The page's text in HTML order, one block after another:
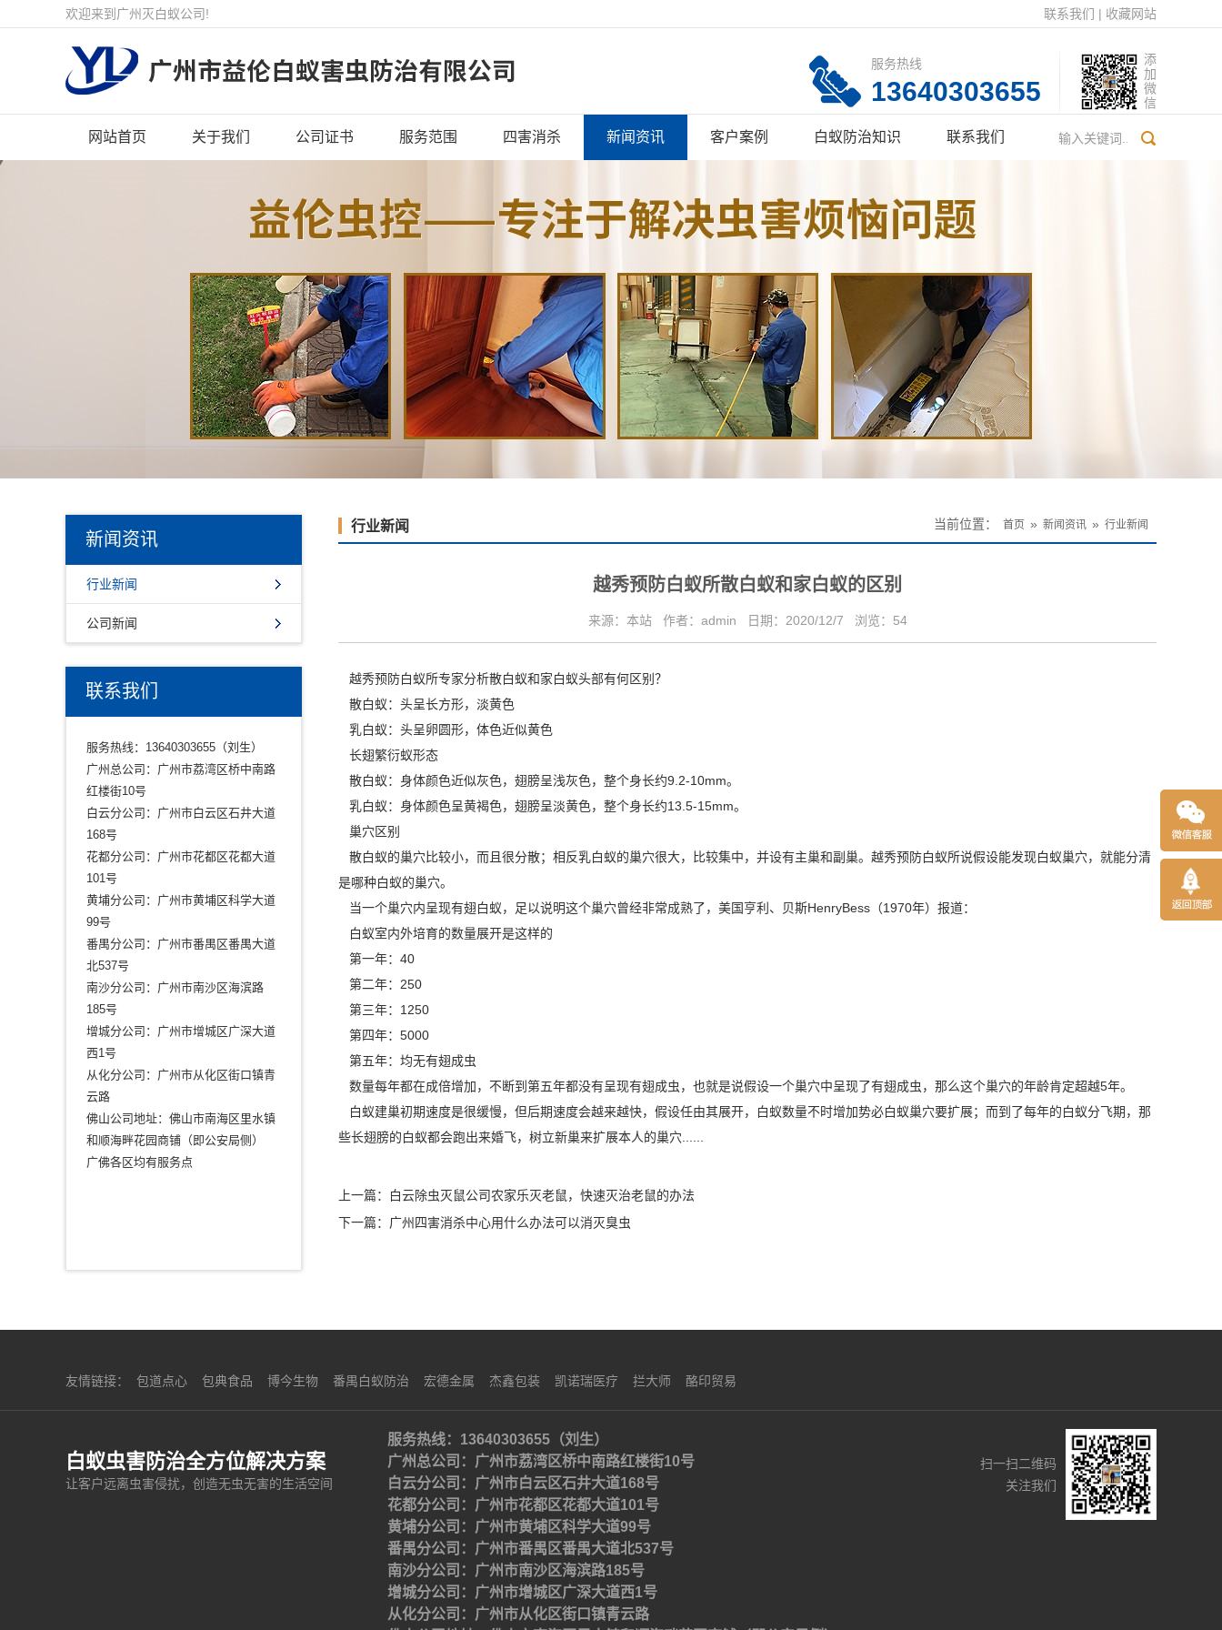
欢迎来到广州灭白蚁公司! 联系我们 | 收藏网站
添
加
微
信
服务热线
13640303655
网站首页 关于我们 公司证书 服务范围 四害消杀 新闻资讯 客户案例 白蚁防治知识 联系我们
新闻资讯
行业新闻
公司新闻
联系我们
服务热线：13640303655（刘生）
广州总公司：广州市荔湾区桥中南路
红楼街10号
白云分公司：广州市白云区石井大道
168号
花都分公司：广州市花都区花都大道
101号
黄埔分公司：广州市黄埔区科学大道
99号
番禺分公司：广州市番禺区番禺大道
北537号
南沙分公司：广州市南沙区海滨路
185号
增城分公司：广州市增城区广深大道
西1号
从化分公司：广州市从化区街口镇青
云路
佛山公司地址：佛山市南海区里水镇
和顺海畔花园商铺（即公安局侧）
广佛各区均有服务点
行业新闻 当前位置： 首页 » 新闻资讯 » 行业新闻
越秀预防白蚁所散白蚁和家白蚁的区别
来源：本站 作者：admin 日期：2020/12/7 浏览： 54
越秀预防白蚁所专家分析散白蚁和家白蚁头部有何区别？
散白蚁：头呈长方形，淡黄色
乳白蚁：头呈卵圆形，体色近似黄色
长翅繁衍蚁形态
散白蚁：身体颜色近似灰色，翅膀呈浅灰色，整个身长约9.2-10mm。
乳白蚁：身体颜色呈黄褐色，翅膀呈淡黄色，整个身长约13.5-15mm。
巢穴区别
散白蚁的巢穴比较小，而且很分散；相反乳白蚁的巢穴很大，比较集中，并设有主巢和副巢。越秀预防白蚁所说假设能发现白蚁巢穴，就能分清
是哪种白蚁的巢穴。
当一个巢穴内呈现有翅白蚁，足以说明这个巢穴曾经非常成熟了，美国亨利、贝斯HenryBess（1970年）报道：
白蚁室内外培育的数量展开是这样的
第一年：40
第二年：250
第三年：1250
第四年：5000
第五年：均无有翅成虫
数量每年都在成倍增加，不断到第五年都没有呈现有翅成虫，也就是说假设一个巢穴中呈现了有翅成虫 ，那么这个巢穴的年龄肯定超越5年。
白蚁建巢初期速度是很缓慢，但后期速度会越来越快，假设任由其展开，白蚁数量不时增加势必白蚁巢穴要扩展；而到了每年的白蚁分飞期，那
些长翅膀的白蚁都会跑出来婚飞，树立新巢来扩展本人的巢穴......
上一篇：
白云除虫灭鼠公司农家乐灭老鼠，快速灭治老鼠的办法
下一篇： 广州四害消杀中心用什么办法可以消灭臭虫
友情链接： 包道点心 包典食品 博今生物 番禺白蚁防治 宏德金属 杰鑫包装 凯诺瑞医疗 拦大师 酪印贸易
白蚁虫害防治全方位解决方案
让客户远离虫害侵扰，创造无虫无害的生活空间
服务热线：13640303655（刘生）
广州总公司：广州市荔湾区桥中南路红楼街10号
白云分公司：广州市白云区石井大道168号
花都分公司：广州市花都区花都大道101号
黄埔分公司：广州市黄埔区科学大道99号
番禺分公司：广州市番禺区番禺大道北537号
南沙分公司：广州市南沙区海滨路185号
增城分公司：广州市增城区广深大道西1号
从化分公司：广州市从化区街口镇青云路
扫一扫二维码
关注我们